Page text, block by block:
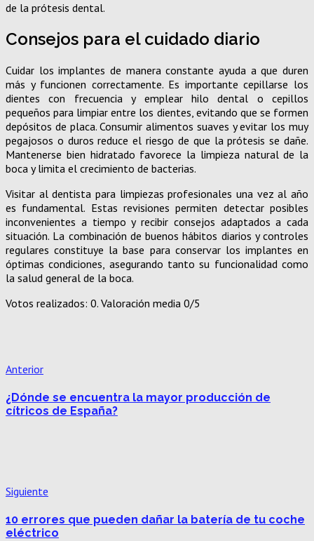
de la prótesis dental.
Consejos para el cuidado diario
Cuidar los implantes de manera constante ayuda a que duren
más y funcionen correctamente. Es importante cepillarse los
dientes con frecuencia y emplear hilo dental o cepillos
pequeños para limpiar entre los dientes, evitando que se formen
depósitos de placa. Consumir alimentos suaves y evitar los muy
pegajosos o duros reduce el riesgo de que la prótesis se dañe.
Mantenerse bien hidratado favorece la limpieza natural de la
boca y limita el crecimiento de bacterias.
Visitar al dentista para limpiezas profesionales una vez al año
es fundamental. Estas revisiones permiten detectar posibles
inconvenientes a tiempo y recibir consejos adaptados a cada
situación. La combinación de buenos hábitos diarios y controles
regulares constituye la base para conservar los implantes en
óptimas condiciones, asegurando tanto su funcionalidad como
la salud general de la boca.
Votos realizados: 0. Valoración media 0/5
Anterior
¿Dónde se encuentra la mayor producción de
cítricos de España?
Siguiente
10 errores que pueden dañar la batería de tu coche
eléctrico